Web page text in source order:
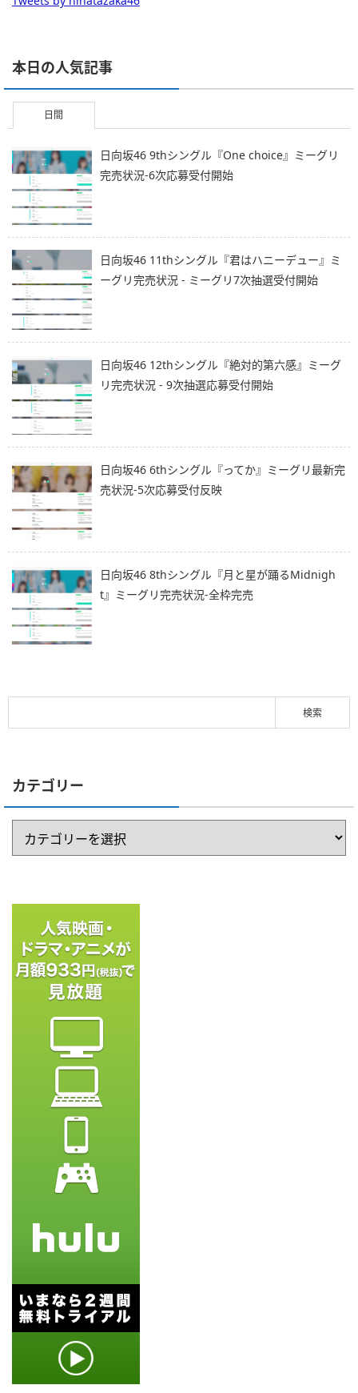
本日の人気記事
日間
日向坂46 9thシングル『One choice』ミーグリ
完売状況-6次応募受付開始
日向坂46 11thシングル『君はハニーデュー』ミ
ーグリ完売状況 - ミーグリ7次抽選受付開始
日向坂46 12thシングル『絶対的第六感』ミーグ
リ完売状況 - 9次抽選応募受付開始
日向坂46 6thシングル『ってか』ミーグリ最新完
売状況-5次応募受付反映
日向坂46 8thシングル『月と星が踊るMidnigh
t』ミーグリ完売状況-全枠完売
カテゴリー